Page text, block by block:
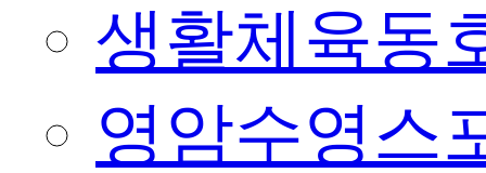
생활체육동
영암수영스